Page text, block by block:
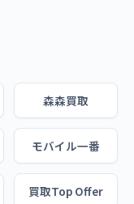
森森買取
モバイル一番
買取Top Offer